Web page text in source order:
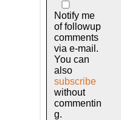
Notify me
of followup
comments
via e-mail.
You can
also
subscribe
without
commentin
g.